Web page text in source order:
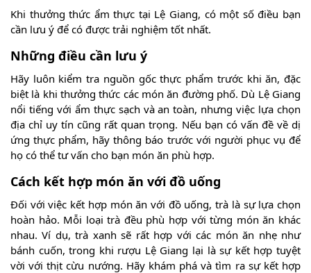
Khi thưởng thức ẩm thực tại Lệ Giang, có một số điều bạn
cần lưu ý để có được trải nghiệm tốt nhất.
Những điều cần lưu ý
Hãy luôn kiểm tra nguồn gốc thực phẩm trước khi ăn, đặc
biệt là khi thưởng thức các món ăn đường phố. Dù Lệ Giang
nổi tiếng với ẩm thực sạch và an toàn, nhưng việc lựa chọn
địa chỉ uy tín cũng rất quan trọng. Nếu bạn có vấn đề về dị
ứng thực phẩm, hãy thông báo trước với người phục vụ để
họ có thể tư vấn cho bạn món ăn phù hợp.
Cách kết hợp món ăn với đồ uống
Đối với việc kết hợp món ăn với đồ uống, trà là sự lựa chọn
hoàn hảo. Mỗi loại trà đều phù hợp với từng món ăn khác
nhau. Ví dụ, trà xanh sẽ rất hợp với các món ăn nhẹ như
bánh cuốn, trong khi rượu Lệ Giang lại là sự kết hợp tuyệt
vời với thịt cừu nướng. Hãy khám phá và tìm ra sự kết hợp